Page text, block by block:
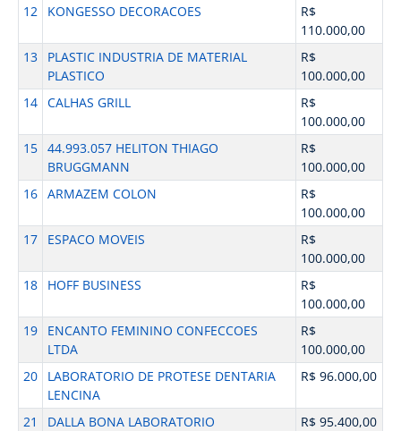
12
KONGESSO DECORACOES
R$
110.000,00
13
PLASTIC INDUSTRIA DE MATERIAL
PLASTICO
R$
100.000,00
14 CALHAS GRILL
R$
100.000,00
15 44.993.057 HELITON THIAGO
BRUGGMANN
R$
100.000,00
16 ARMAZEM COLON
R$
100.000,00
17
ESPACO MOVEIS
R$
100.000,00
18
HOFF BUSINESS
R$
100.000,00
19
ENCANTO FEMININO CONFECCOES
LTDA
R$
100.000,00
20
LABORATORIO DE PROTESE DENTARIA
LENCINA
R$ 96.000,00
21 DALLA BONA LABORATORIO
R$ 95.400,00